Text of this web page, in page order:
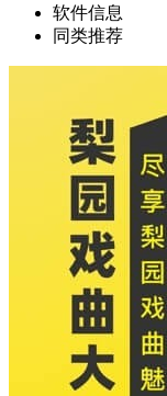
软件信息
同类推荐